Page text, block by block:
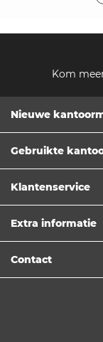
Kom
Nieuwe
Gebruikte
Klantenservice
Extra informatie
Contact